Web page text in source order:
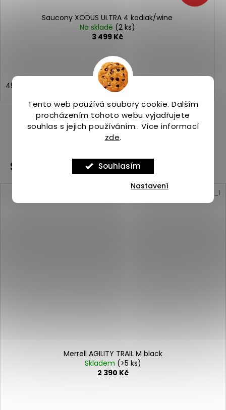
Tento web používá soubory cookie. Dalším
procházením tohoto webu vyjadřujete
souhlas s jejich používáním.. Více informací
zde.
Souhlasím
Nastavení
Saucony XODUS ULTRA 4 kodiak/wine
Na skladě (2 ks)
3 499 Kč
45
ZOBRAZIT VŠECHNY PODOBNÉ PRODUKTY
Související produkty
Merrell AGILITY TRAIL M black
Skladem (>5 ks)
2 390 Kč
ASP_00101200_10_1